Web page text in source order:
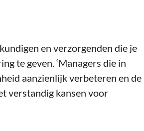
en verzorgenden die je
te geven. ‘Managers die in
aanzienlijk verbeteren en de
verstandig kansen voor